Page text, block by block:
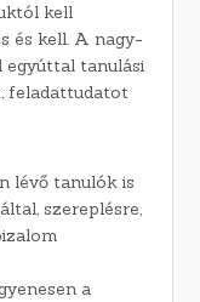
kell
és kell. A nagy-
egyúttal tanulási
feladattudatot
lévő tanulók is
szereplésre,
a